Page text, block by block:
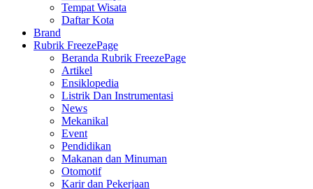
Tempat Wisata
Daftar Kota
Brand
Rubrik FreezePage
Beranda Rubrik FreezePage
Artikel
Ensiklopedia
Listrik Dan Instrumentasi
News
Mekanikal
Event
Pendidikan
Makanan dan Minuman
Otomotif
Karir dan Pekerjaan